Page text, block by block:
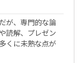
が、専門的な論
読解、プレゼン
くに未熟な点が